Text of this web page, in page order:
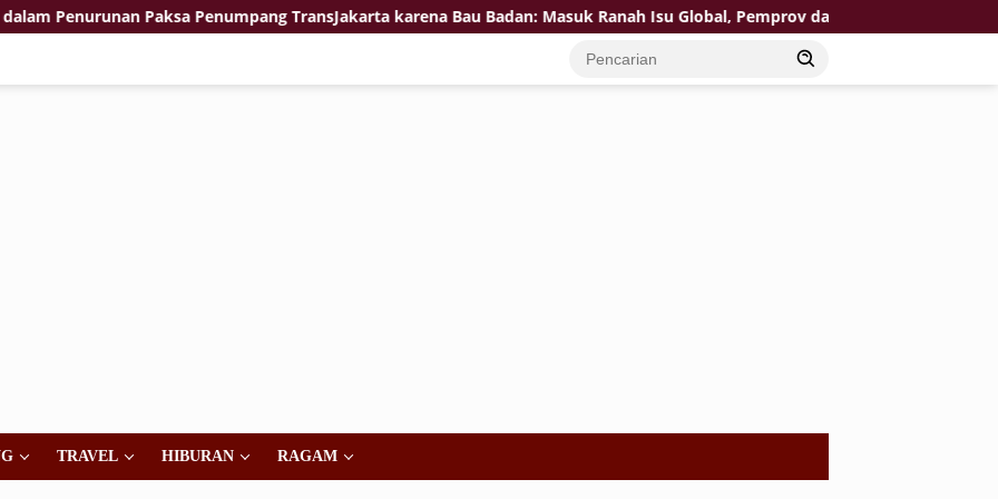
Penumpang TransJakarta karena Bau Badan: Masuk Ranah Isu Global, Pemprov dan DPRD DKI, Ombudsman, serta
TRAVEL HIBURAN RAGAM